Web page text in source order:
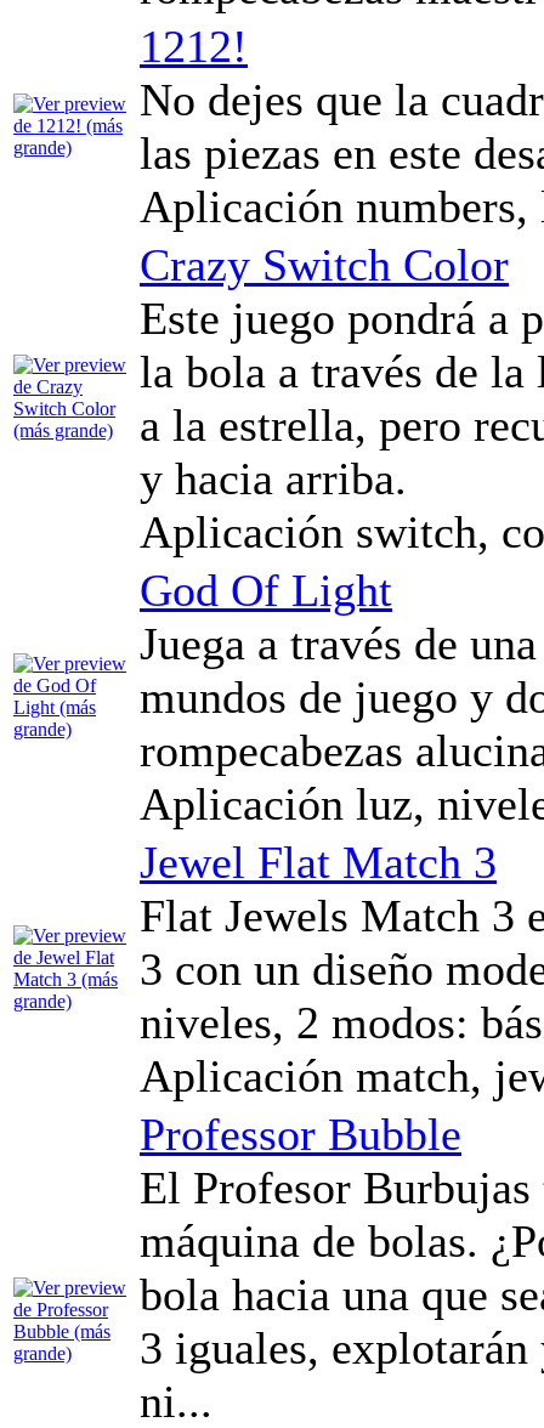
1212!
No dejes que la
las piezas en este
Aplicación
Crazy Switch Color
Este juego pondrá a
la bola a través de
a la estrella, pero
y hacia arriba.
Aplicación switch,
God Of Light
Juega a través de
mundos de juego y
rompecabezas
Aplicación luz,
Jewel Flat Match 3
Flat Jewels Match 3
3 con un diseño
niveles, 2 modos:
Aplicación match,
Professor Bubble
El Profesor Burbujas
máquina de bolas.
bola hacia una que
3 iguales, explotarán
ni...